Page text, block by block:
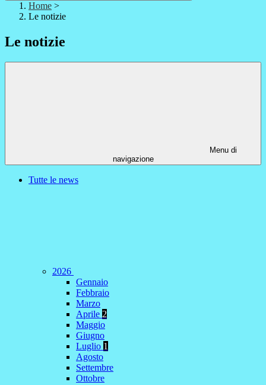
Home >
Le notizie
Le notizie
Menu di
navigazione
Tutte le news
2026
Gennaio
Febbraio
Marzo
Aprile 2
Maggio
Giugno
Luglio 1
Agosto
Settembre
Ottobre